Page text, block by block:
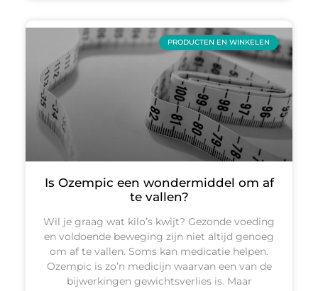
PRODUCTEN EN WINKELEN
Is Ozempic een wondermiddel om af
te vallen?
Wil je graag wat kilo’s kwijt? Gezonde voeding
en voldoende beweging zijn niet altijd genoeg
om af te vallen. Soms kan medicatie helpen.
Ozempic is zo’n medicijn waarvan een van de
bijwerkingen gewichtsverlies is. Maar